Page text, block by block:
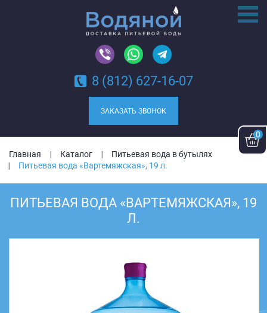
0
8 (812) 627-16-07
ЗАКАЗАТЬ ЗВОНОК
Главная Каталог
Питьевая вода в бутылях
Питьевая вода «Вартемяжская», 19 л.
ПИТЬЕВАЯ ВОДА «ВАРТЕМЯЖСКАЯ», 19
Л.